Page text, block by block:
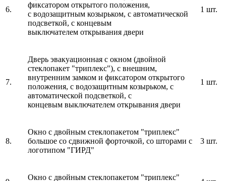
6.
фиксатором открытого положения,
с водозащитным козырьком, с автоматической
подсветкой, с концевым
выключателем открывания двери
1 шт.
7.
Дверь эвакуационная с окном (двойной
стеклопакет "триплекс"), с внешним,
внутренним замком и фиксатором открытого
положения, с водозащитным козырьком, с
автоматической подсветкой, с
концевым выключателем открывания двери
1 шт.
8.
Окно с двойным стеклопакетом "триплекс"
большое со сдвижной форточкой, со шторами с
логотипом "ГИРД"
3 шт.
Окно с двойным стеклопакетом "триплекс"